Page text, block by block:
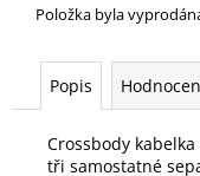
Položka byla
Popis
Crossbody
tři samostatné